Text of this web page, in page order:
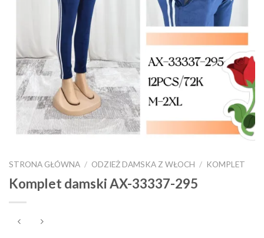
STRONA GŁÓWNA / ODZIEŻ DAMSKA Z WŁOCH / KOMPLET
Komplet damski AX-33337-295